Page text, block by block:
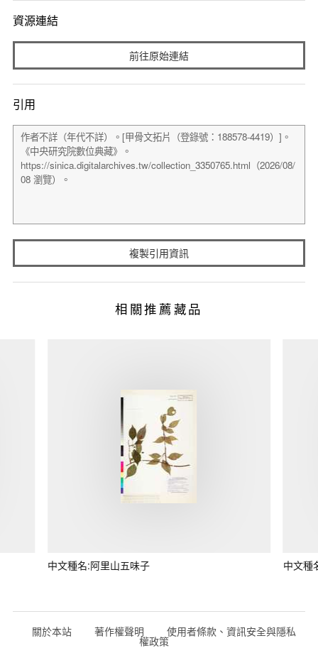
資源連結
前往原始連結
引用
複製引用資訊
相關推薦藏品
中文種名:阿里山五味子 中文種
關於本站 著作權聲明 使用者條款、資訊安全與隱私
權政策